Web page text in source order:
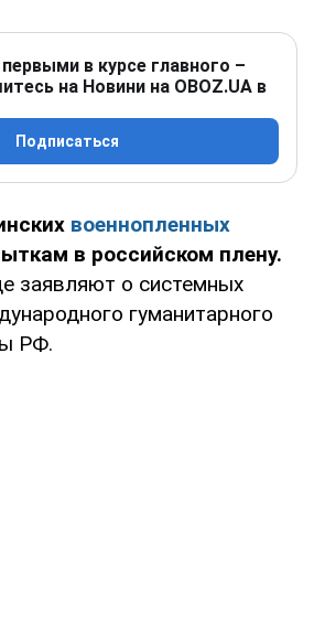
в курсе главного –
на Новини на OBOZ.UA в
Подписаться
военнопленных
в российском плену.
заявляют о системных
гуманитарного
РФ.